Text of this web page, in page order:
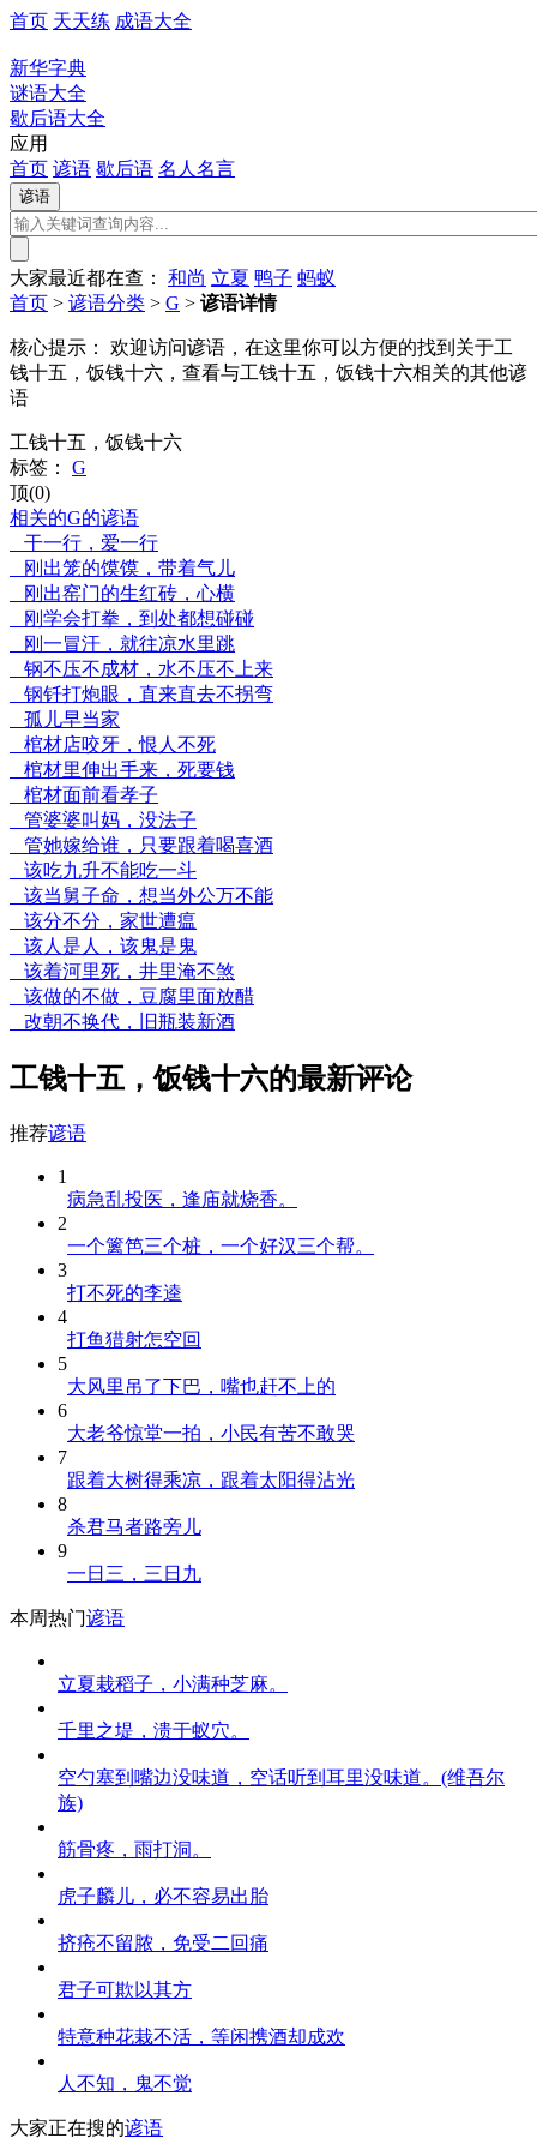
首页 天天练 成语大全
新华字典
谜语大全
歇后语大全
应用
首页 谚语 歇后语 名人名言
大家最近都在查： 和尚 立夏 鸭子 蚂蚁
首页 > 谚语分类 > G > 谚语详情
核心提示：
欢迎访问谚语，在这里你可以方便的找到关于工
钱十五，饭钱十六，查看与工钱十五，饭钱十六相关的其他谚
语
工钱十五，饭钱十六
标签：
G
顶(0)
相关的G的谚语
干一行，爱一行
刚出笼的馍馍，带着气儿
刚出窑门的生红砖，心横
刚学会打拳，到处都想碰碰
刚一冒汗，就往凉水里跳
钢不压不成材，水不压不上来
钢钎打炮眼，直来直去不拐弯
孤儿早当家
棺材店咬牙，恨人不死
棺材里伸出手来，死要钱
棺材面前看孝子
管婆婆叫妈，没法子
管她嫁给谁，只要跟着喝喜酒
该吃九升不能吃一斗
该当舅子命，想当外公万不能
该分不分，家世遭瘟
该人是人，该鬼是鬼
该着河里死，井里淹不煞
该做的不做，豆腐里面放醋
改朝不换代，旧瓶装新酒
工钱十五，饭钱十六的最新评论
推荐谚语
1
病急乱投医，逢庙就烧香。
2
一个篱笆三个桩，一个好汉三个帮。
3
打不死的李逵
4
打鱼猎射怎空回
5
大风里吊了下巴，嘴也赶不上的
6
大老爷惊堂一拍，小民有苦不敢哭
7
跟着大树得乘凉，跟着太阳得沾光
8
杀君马者路旁儿
9
一日三，三日九
本周热门谚语
立夏栽稻子，小满种芝麻。
千里之堤，溃于蚁穴。
空勺塞到嘴边没味道，空话听到耳里没味道。(维吾尔
族)
筋骨疼，雨打洞。
虎子麟儿，必不容易出胎
挤疮不留脓，免受二回痛
君子可欺以其方
特意种花栽不活，等闲携酒却成欢
人不知，鬼不觉
大家正在搜的谚语